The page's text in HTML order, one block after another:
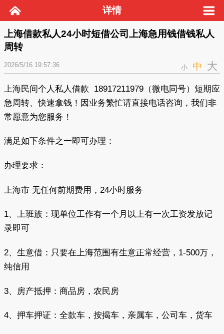
详情
上海借款私人24小时短借公司上海急用钱借钱私人
周转
2026/5/16 19:57:36 小 中 大
上海民间个人私人借款 18917211979（微电同号）短期应
急周转、快速拿钱！因业务繁忙请直接电话咨询，我们非
常愿意为您服务！
满足如下条件之一即可办理：
办理要求：
上海市 无任何前期费用，24小时服务
1、上班族：现单位工作有一个月以上有一次工资发放记
录即可
2、生意借：只要在上海范围有生意正常经营，1-500万，
纯信用
3、房产抵押：商品房，农民房
4、押车押证：全款车，按揭车，亲属车，公司车，货车